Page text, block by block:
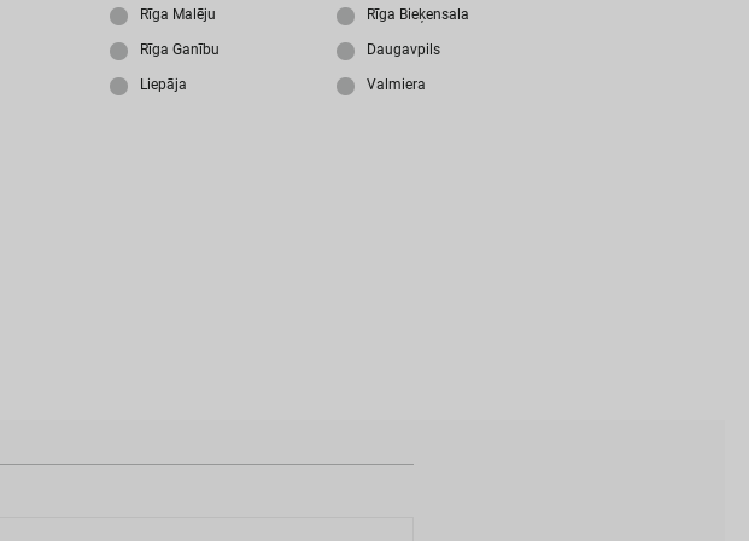
Aiz
id
Rīga Malēju Rīga Bieķensala
Rīga Ganību Daugavpils
Liepāja Valmiera